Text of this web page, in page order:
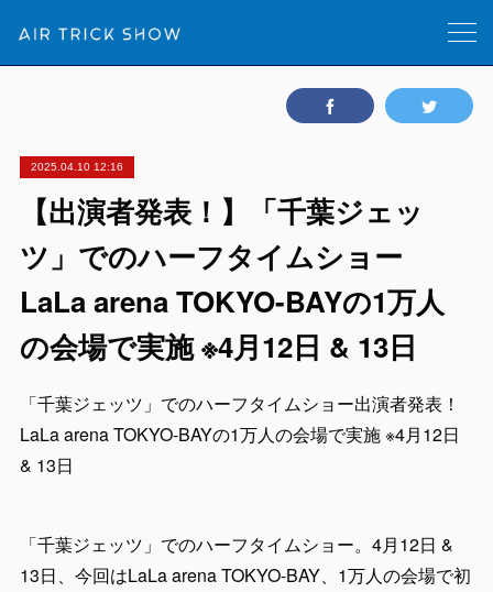
2025.04.10 12:16
【出演者発表！】「千葉ジェッ
ツ」でのハーフタイムショー
LaLa arena TOKYO-BAYの1万人
の会場で実施 ※4月12日 & 13日
「千葉ジェッツ」でのハーフタイムショー出演者発表！
LaLa arena TOKYO-BAYの1万人の会場で実施 ※4月12日
& 13日
「千葉ジェッツ」でのハーフタイムショー。4月12日 &
13日、今回はLaLa arena TOKYO-BAY、1万人の会場で初